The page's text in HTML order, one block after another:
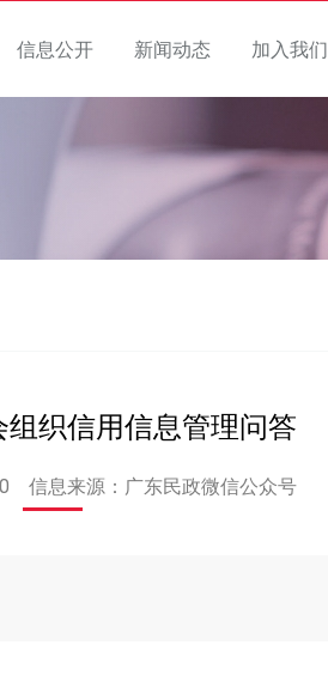
信息公开 新闻动态 加入我们
织信用信息管理问答
信息来源：广东民政微信公众号